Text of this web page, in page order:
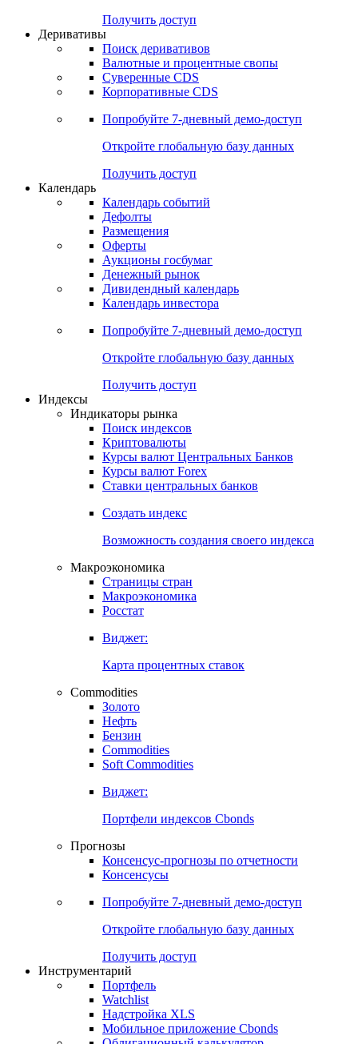
Получить доступ
Деривативы
Поиск деривативов
Валютные и процентные свопы
Суверенные CDS
Корпоративные CDS
Попробуйте 7-дневный демо-доступ
Откройте глобальную базу данных
Получить доступ
Календарь
Календарь событий
Дефолты
Размещения
Оферты
Аукционы госбумаг
Денежный рынок
Дивидендный календарь
Календарь инвестора
Попробуйте 7-дневный демо-доступ
Откройте глобальную базу данных
Получить доступ
Индексы
Индикаторы рынка
Поиск индексов
Криптовалюты
Курсы валют Центральных Банков
Курсы валют Forex
Ставки центральных банков
Создать индекс
Возможность создания своего индекса
Макроэкономика
Страницы стран
Макроэкономика
Росстат
Виджет:
Карта процентных ставок
Commodities
Золото
Нефть
Бензин
Commodities
Soft Commodities
Виджет:
Портфели индексов Cbonds
Прогнозы
Консенсус-прогнозы по отчетности
Консенсусы
Попробуйте 7-дневный демо-доступ
Откройте глобальную базу данных
Получить доступ
Инструментарий
Портфель
Watchlist
Надстройка XLS
Мобильное приложение Cbonds